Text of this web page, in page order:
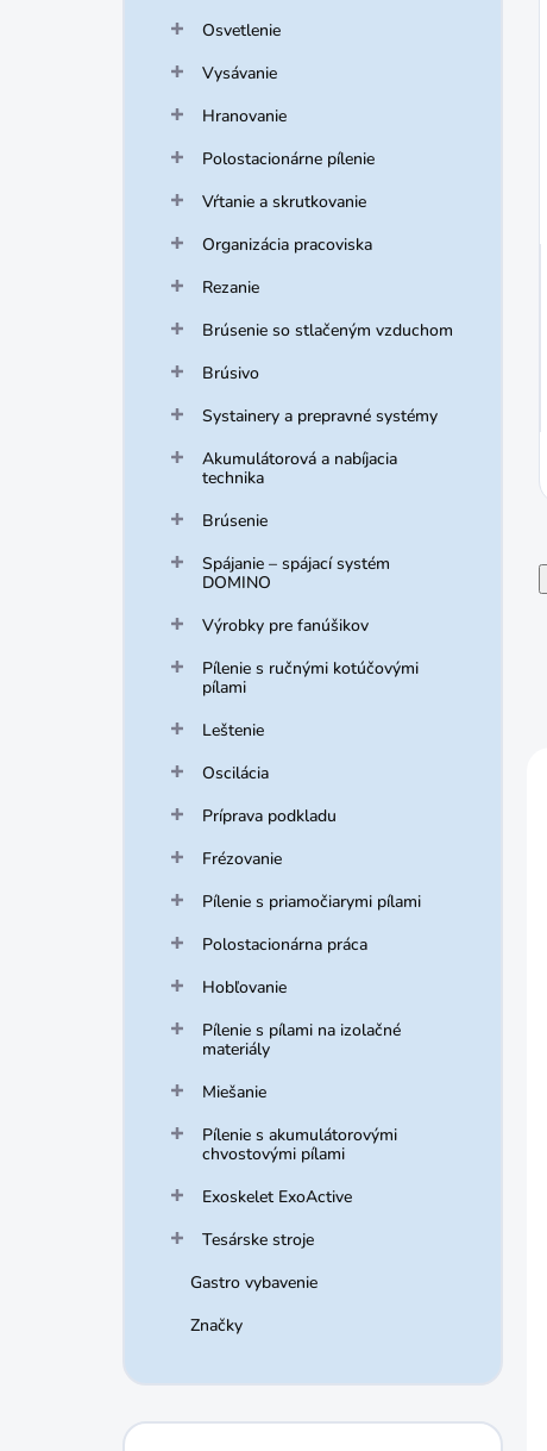
Osvetlenie
Vysávanie
Hranovanie
Polostacionárne pílenie
Vŕtanie a skrutkovanie
Organizácia pracoviska
Rezanie
Brúsenie so stlačeným vzduchom
Brúsivo
Systainery a prepravné systémy
Akumulátorová a nabíjacia
technika
Brúsenie
Spájanie – spájací systém
DOMINO
Výrobky pre fanúšikov
Pílenie s ručnými kotúčovými
pílami
Leštenie
Oscilácia
Príprava podkladu
Frézovanie
Pílenie s priamočiarymi pílami
Polostacionárna práca
Hobľovanie
Pílenie s pílami na izolačné
materiály
Miešanie
Pílenie s akumulátorovými
chvostovými pílami
Exoskelet ExoActive
Tesárske stroje
Gastro vybavenie
Značky